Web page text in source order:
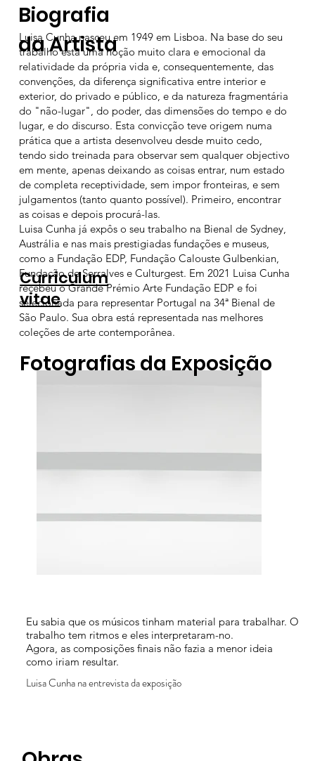
Fotografias da Exposição
Luisa Cunha nasceu em 1949 em Lisboa. Na base do seu
trabalho está uma noção muito clara e emocional da
relatividade da própria vida e, consequentemente, das
convenções, da diferença significativa entre interior e
exterior, do privado e público, e da natureza fragmentária
do "não-lugar", do poder, das dimensões do tempo e do
lugar, e do discurso. Esta convicção teve origem numa
prática que a artista desenvolveu desde muito cedo,
tendo sido treinada para observar sem qualquer objectivo
em mente, apenas deixando as coisas entrar, num estado
de completa receptividade, sem impor fronteiras, e sem
julgamentos (tanto quanto possível). Primeiro, encontrar
as coisas e depois procurá-las.
Luisa Cunha já expôs o seu trabalho na Bienal de Sydney,
Austrália e nas mais prestigiadas fundações e museus,
como a Fundação EDP, Fundação Calouste Gulbenkian,
Fundação de Serralves e Culturgest. Em 2021 Luisa Cunha
recebeu o Grande Prémio Arte Fundação EDP e foi
selecionada para representar Portugal na 34ª Bienal de
São Paulo. Sua obra está representada nas melhores
coleções de arte contemporânea.
Biografia
da Artista
Curriculum
vitae
Eu sabia que os músicos tinham material para trabalhar. O
trabalho tem ritmos e eles interpretaram-no.
Agora, as composições finais não fazia a menor ideia
como iriam resultar.
Luisa Cunha na entrevista da exposição